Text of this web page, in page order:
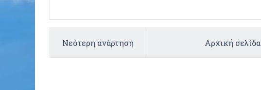
Νεότερη ανάρτηση Αρχική σελίδα